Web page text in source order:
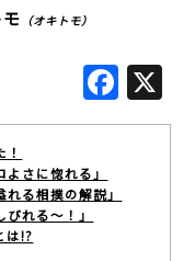
（オキトモ）
さに惚れる」
る相撲の解説」
れる～！」
は!?